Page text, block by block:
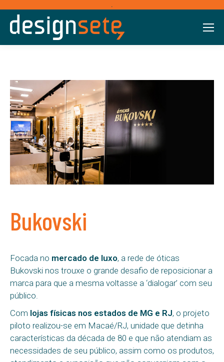
.
Bukovski
Focada no mercado de luxo, a rede de óticas
Bukovski nos trouxe o grande desafio de reposicionar a
marca para que a mesma voltasse a ‘dialogar’ com seu
público.
Com lojas físicas nos estados de MG e RJ, o projeto
piloto realizou-se em Macaé/RJ, unidade que detinha
características da década de 80 e que não atendiam as
necessidades de seu público, assim como os produtos,